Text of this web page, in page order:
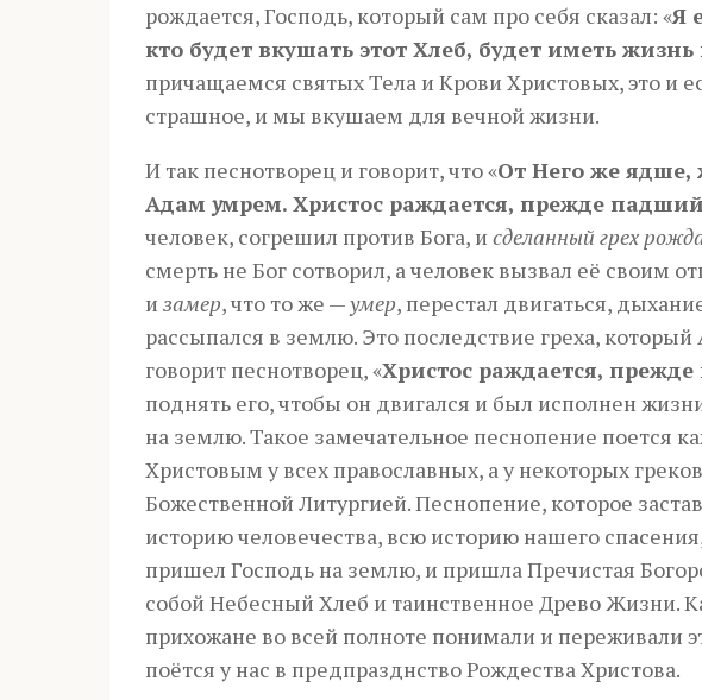
рождается, Господь, который сам про себя сказал: «Я
кто будет вкушать этот Хлеб, будет иметь
причащаемся святых Тела и Крови Христовых, это и
страшное, и мы вкушаем для вечной жизни.
И так песнотворец и говорит, что «От Него же ядше,
Адам умрем. Христос раждается, прежде
человек, согрешил против Бога, и сделанный грех
смерть не Бог сотворил, а человек вызвал её своим
и замер, что то же —умер, перестал двигаться,
рассыпался в землю. Это последствие греха,
говорит песнотворец, «Христос раждается,
поднять его, чтобы он двигался и был исполнен
на землю. Такое замечательное песнопение поется
Христовым у всех православных, а у некоторых
Божественной Литургией. Песнопение, которое
историю человечества, всю историю нашего
пришел Господь на землю, и пришла Пречистая
собой Небесный Хлеб и таинственное Древо Жизни.
прихожане во всей полноте понимали и переживали
поётся у нас в предпразднство Рождества Христова.